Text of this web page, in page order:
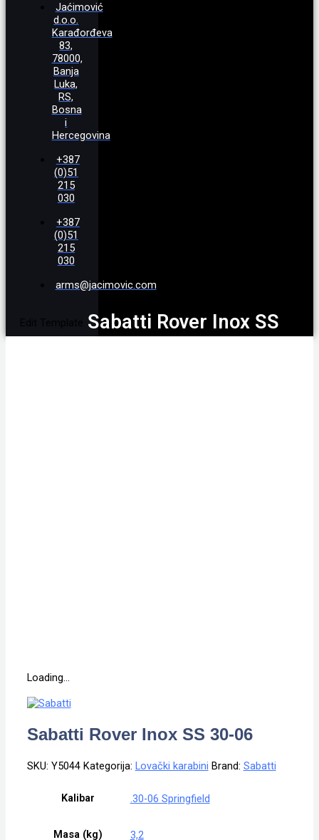
Jaćimović
d.o.o.
Karađorđeva
83,
78000,
Banja
Luka,
RS,
Bosna
i
Hercegovina
+387
(0)51
215
030
+387
(0)51
215
030
arms@jacimovic.com
Edit Template Sabatti Rover Inox SS
Loading...
Sabatti Rover Inox SS 30-06
SKU: Y5044 Kategorija: Lovački karabini Brand: Sabatti
Kalibar .30-06 Springfield
Masa (kg) 3,2